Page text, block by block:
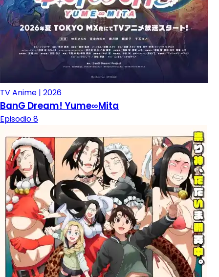
TV Anime | 2026
BanG Dream! Yume∞Mita
Episodio 8